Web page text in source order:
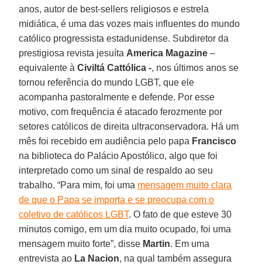
anos, autor de best-sellers religiosos e estrela
midiática, é uma das vozes mais influentes do mundo
católico progressista estadunidense. Subdiretor da
prestigiosa revista jesuíta America Magazine –
equivalente àCiviltá Cattólica -, nos últimos anos se
tornou referência do mundo LGBT, que ele
acompanha pastoralmente e defende. Por esse
motivo, com frequência é atacado ferozmente por
setores católicos de direita ultraconservadora. Há um
mês foi recebido em audiência pelo papa Francisco
na biblioteca do Palácio Apostólico, algo que foi
interpretado como um sinal de respaldo ao seu
trabalho. “Para mim, foi uma mensagem muito clara
de que o Papa se importa e se preocupa com o
coletivo de católicos LGBT. O fato de que esteve 30
minutos comigo, em um dia muito ocupado, foi uma
mensagem muito forte”, disse Martin. Em uma
entrevista ao La Nacion, na qual também assegura